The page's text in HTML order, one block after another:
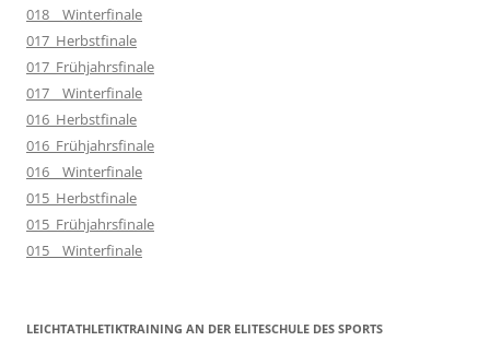
018__Winterfinale
017_Herbstfinale
017_Frühjahrsfinale
017__Winterfinale
016_Herbstfinale
016_Frühjahrsfinale
016__Winterfinale
015_Herbstfinale
015_Frühjahrsfinale
015__Winterfinale
LEICHTATHLETIKTRAINING AN DER ELITESCHULE DES SPORTS